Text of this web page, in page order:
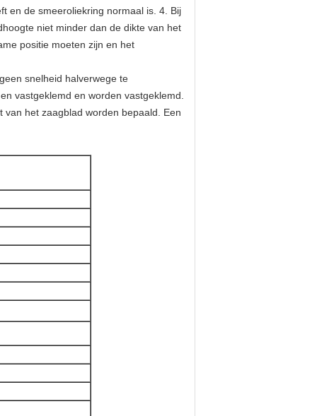
en de smeeroliekring normaal is. 4. Bij
niet minder dan de dikte van het
positie moeten zijn en het
snelheid halverwege te
vastgeklemd en worden vastgeklemd.
het zaagblad worden bepaald. Een